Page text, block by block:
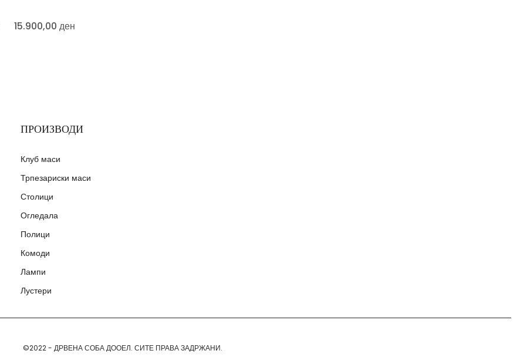
15.900,00 ден
ПРОИЗВОДИ
Клуб маси
Трпезариски маси
Столици
Огледала
Полици
Комоди
Лампи
Лустери
©2022 - ДРВЕНА СОБА ДООЕЛ. СИТЕ ПРАВА ЗАДРЖАНИ.